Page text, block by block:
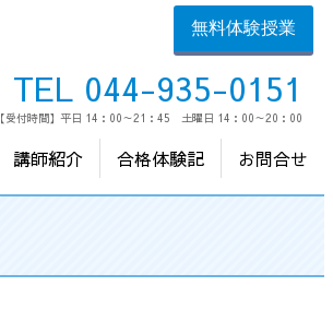
無料体験授業
TEL 044-935-0151
【受付時間】平日 14：00～21：45 土曜日 14：00～20：00
講師紹介 合格体験記 お問合せ